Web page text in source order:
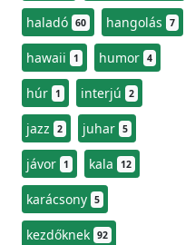
haladó 60 hangolás 7
hawaii 1 humor 4
húr 1 interjú 2
jazz 2 juhar 5
jávor 1 kala 12
karácsony 5
kezdőknek 92